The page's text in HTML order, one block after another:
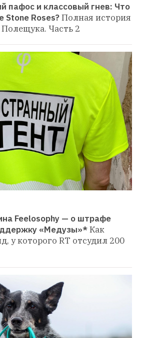
пафос и классовый гнев: Что
Stone Roses?Полная история
Часть 2
Feelosophy — о штрафе
«Медузы»*Как
у которого RT отсудил 200